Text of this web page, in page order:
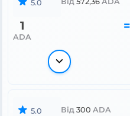
5.0
1
ADA
=
5.0 Від 300 ADA